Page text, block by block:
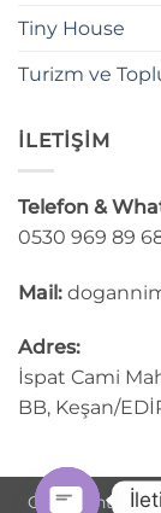
Tiny House
Turizm ve
İLETİŞİM
Telefon &
0530 969 89
Mail:
Adres:
İspat Cami
BB, Keşan/
Copyright ©